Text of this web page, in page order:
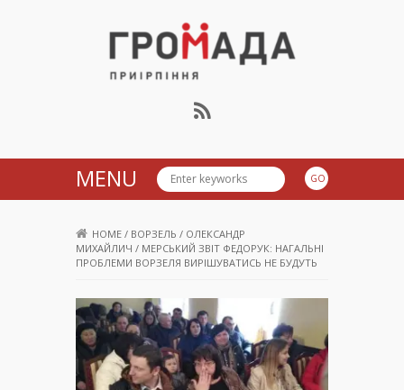
Громада Приірпіння
MENU
HOME / ВОРЗЕЛЬ / ОЛЕКСАНДР
МИХАЙЛИЧ / МЕРСЬКИЙ ЗВІТ ФЕДОРУК: НАГАЛЬНІ
ПРОБЛЕМИ ВОРЗЕЛЯ ВИРІШУВАТИСЬ НЕ БУДУТЬ